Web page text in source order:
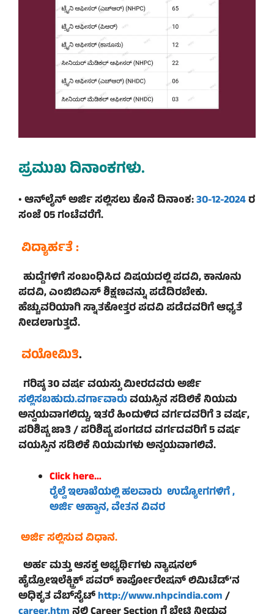
ಪ್ರಮುಖ ದಿನಾಂಕಗಳು.
• ಆನ್‌ಲೈನ್‌ ಅರ್ಜಿ ಸಲ್ಲಿಸಲು ಕೊನೆ ದಿನಾಂಕ:30-12-2024ರ
ಸಂಜೆ 05 ಗಂಟೆವರೆಗೆ.
ವಿದ್ಯಾರ್ಹತೆ :
ಹುದ್ದೆಗಳಿಗೆ ಸಂಬಂಧಿಸಿದ ವಿಷಯದಲ್ಲಿ ಪದವಿ, ಕಾನೂನು
ಪದವಿ, ಎಂಬಿಬಿಎಸ್‌ ಶಿಕ್ಷಣವನ್ನು ಪಡೆದಿರಬೇಕು.
ಹೆಚ್ಚುವರಿಯಾಗಿ ಸ್ನಾತಕೋತ್ತರ ಪದವಿ ಪಡೆದವರಿಗೆ ಆಧ್ಯತೆ
ನೀಡಲಾಗುತ್ತದೆ.
ವಯೋಮಿತಿ.
ಗರಿಷ್ಠ 30 ವರ್ಷ ವಯಸ್ಸು ಮೀರದವರು ಅರ್ಜಿ
ಸಲ್ಲಿಸಬಹುದು.ವರ್ಗಾವಾರುವಯಸ್ಸಿನ ಸಡಿಲಿಕೆ ನಿಯಮ
ಅನ್ವಯವಾಗಲಿದ್ದು, ಇತರೆ ಹಿಂದುಳಿದ ವರ್ಗದವರಿಗೆ 3 ವರ್ಷ,
ಪರಿಶಿಷ್ಟ ಜಾತಿ / ಪರಿಶಿಷ್ಟ ಪಂಗಡದ ವರ್ಗದವರಿಗೆ 5 ವರ್ಷ
ವಯಸ್ಸಿನ ಸಡಿಲಿಕೆ ನಿಯಮಗಳು ಅನ್ವಯವಾಗಲಿವೆ.
Click here…
ರೈಲ್ವೆ ಇಲಾಖೆಯಲ್ಲಿ ಹಲವಾರು ಉದ್ಯೋಗಗಳಿಗೆ ,
ಅರ್ಜಿ ಆಹ್ವಾನ, ವೇತನ ವಿವರ
ಅರ್ಜಿ ಸಲ್ಲಿಸುವ ವಿಧಾನ.
ಅರ್ಹ ಮತ್ತು ಆಸಕ್ತ ಅಭ್ಯರ್ಥಿಗಳು ನ್ಯಾಷನಲ್
ಹೈಡ್ರೋಇಲೆಕ್ಟ್ರಿಕ್ ಪವರ್‌ ಕಾರ್ಪೋರೇಷನ್‌ ಲಿಮಿಟೆಡ್‌’ನ
ಅಧಿಕೃತ ವೆಬ್‌ಸೈಟ್‌http://www.nhpcindia.com/